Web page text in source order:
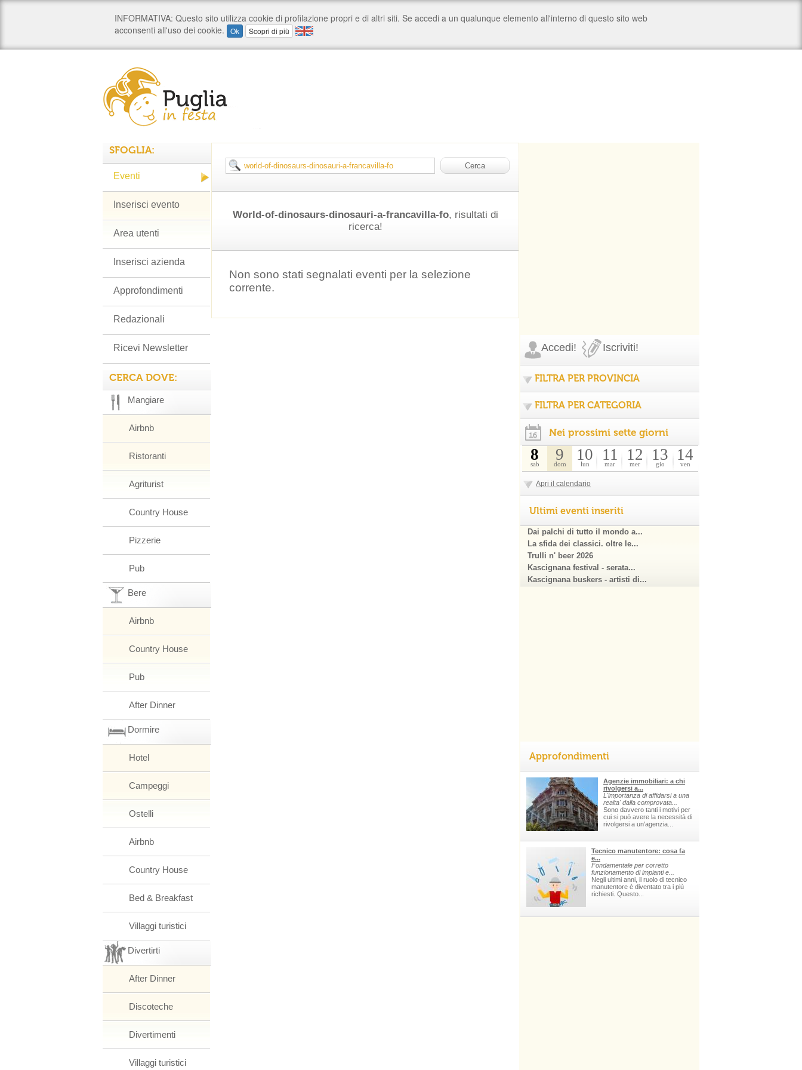
World-of-dinosaurs-dinosauri-a-francavilla-fo, risultati di
ricerca!
Non sono stati segnalati eventi per la selezione
corrente.
SFOGLIA:
Eventi
Inserisci evento
Area utenti
Inserisci azienda
Approfondimenti
Redazionali
Ricevi Newsletter
CERCA DOVE:
Mangiare
Airbnb
Ristoranti
Agriturist
Country House
Pizzerie
Pub
Bere
Airbnb
Country House
Pub
After Dinner
Dormire
Hotel
Campeggi
Ostelli
Airbnb
Country House
Bed & Breakfast
Villaggi turistici
Divertirti
After Dinner
Discoteche
Divertimenti
Villaggi turistici
Accedi! Iscriviti!
FILTRA PER PROVINCIA
FILTRA PER CATEGORIA
Nei prossimi sette giorni
8
sab
9
dom
10
lun
11
mar
12
mer
13
gio
14
ven
Apri il calendario
Ultimi eventi inseriti
Dai palchi di tutto il mondo a...
La sfida dei classici. oltre le...
Trulli n' beer 2026
Kascignana festival - serata...
Kascignana buskers - artisti di...
Approfondimenti
Agenzie immobiliari: a chi
rivolgersi a...
L'importanza di affidarsi a una
realta' dalla comprovata...
Sono davvero tanti i motivi per
cui si può avere la necessità di
rivolgersi a un'agenzia...
Tecnico manutentore: cosa fa
e...
Fondamentale per corretto
funzionamento di impianti e...
Negli ultimi anni, il ruolo di tecnico
manutentore è diventato tra i più
richiesti. Questo...